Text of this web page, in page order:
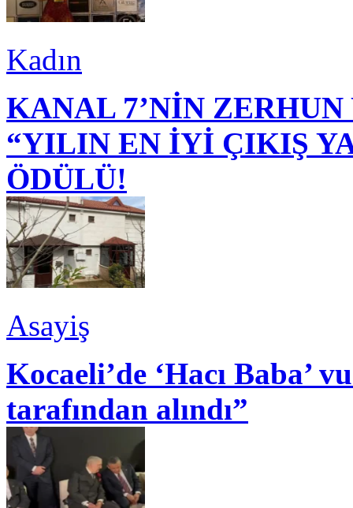
Kadın
KANAL 7’NİN
“YILIN EN İYİ ÇIKIŞ
ÖDÜLÜ!
Asayiş
Kocaeli’de ‘Hacı Baba’
tarafından alındı”